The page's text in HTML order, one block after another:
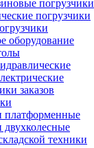
погрузчики
погрузчики
оборудование
заказов
платформенные
двухколесные
техники